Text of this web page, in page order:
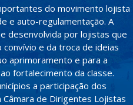
do movimento lojista
e auto-regulamentação. A
desenvolvida por lojistas que
e da troca de ideias
aprimoramento e para a
fortalecimento da classe.
a participação dos
de Dirigentes Lojistas